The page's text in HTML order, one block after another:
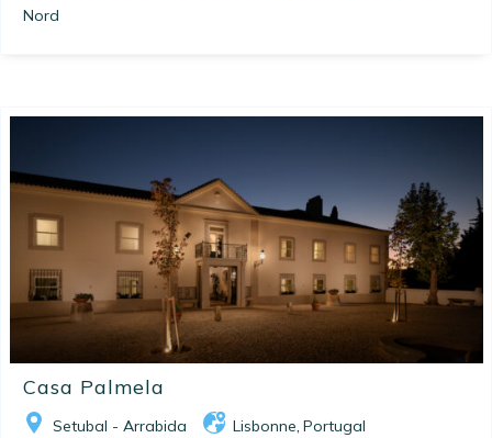
Nord
Casa Palmela
Setubal - Arrabida Lisbonne, Portugal